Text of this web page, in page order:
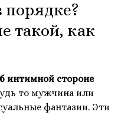
порядке?
такой, как
интимной стороне
то мужчина или
фантазии. Эти